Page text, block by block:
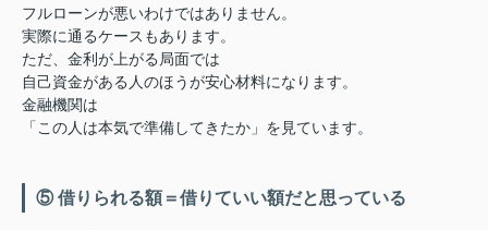
フルローンが悪いわけではありません。
実際に通るケースもあります。
ただ、金利が上がる局面では
自己資金がある人のほうが安心材料になります。
金融機関は
「この人は本気で準備してきたか」を見ています。
⑤ 借りられる額＝借りていい額だと思っている